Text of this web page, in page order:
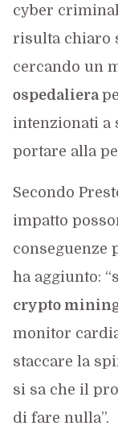
cyber
risulta chiaro
cercando un
ospedaliera
intenzionati a
portare alla
Secondo
impatto
conseguenze
ha aggiunto:
crypto
monitor
staccare la
si sa che il
di fare nulla”.